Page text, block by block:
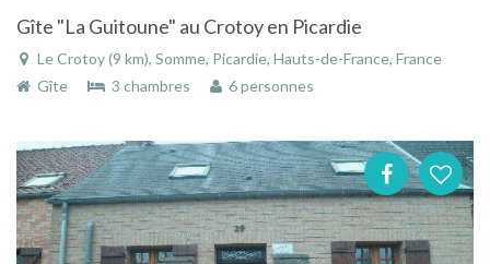
Gîte "La Guitoune" au Crotoy en Picardie
Le Crotoy (9 km), Somme, Picardie, Hauts-de-France, France
Gîte
3 chambres 6 personnes